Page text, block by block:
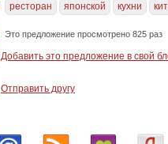
ресторан японской кухни
Это предложение просмотрено 825 раз
Добавить это предложение в свой
Отправить другу